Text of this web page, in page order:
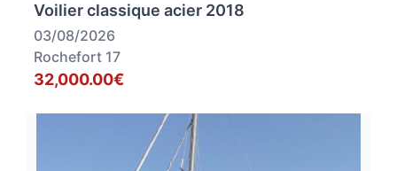
Voilier classique acier 2018
03/08/2026
Rochefort 17
32,000.00€